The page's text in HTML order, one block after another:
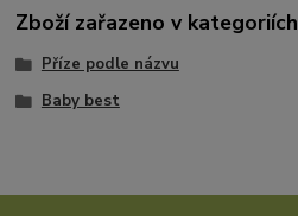
Zboží zařazeno v kategoriích
Příze podle názvu
Baby best